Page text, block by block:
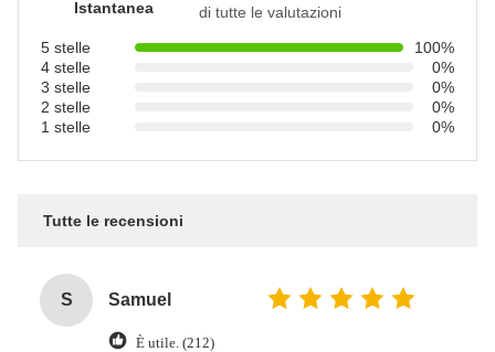
Istantanea
di tutte le valutazioni
5 stelle
100%
4 stelle
0%
3 stelle
0%
2 stelle
0%
1 stelle
0%
Tutte le recensioni
S Samuel
È utile. (212)